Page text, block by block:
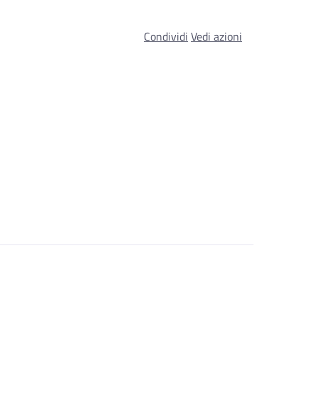
Condividi Vedi azioni